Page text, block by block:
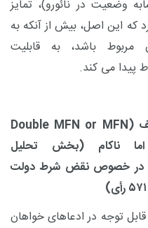
وضعیت در نائورو)، تمایز
این اصل، بیش از آنکه به
مربوط باشد، به قابلیت
پیدا می کند.
(
Double MFN or MFN
ناکام (بخش تحلیل
در خصوص نقض شرط دولت
۵۷۱رأی)
توجه در ادعاهای خواهان